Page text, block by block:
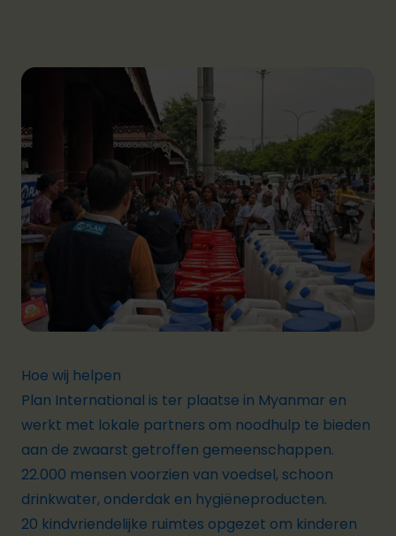
Hoe wij helpen
Plan International is ter plaatse in Myanmar en
werkt met lokale partners om noodhulp te bieden
aan de zwaarst getroffen gemeenschappen.
22.000 mensen voorzien van voedsel, schoon
drinkwater, onderdak en hygiëneproducten.
20 kindvriendelijke ruimtes opgezet om kinderen